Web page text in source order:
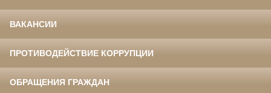
ВАКАНСИИ
ПРОТИВОДЕЙСТВИЕ КОРРУПЦИИ
ОБРАЩЕНИЯ ГРАЖДАН